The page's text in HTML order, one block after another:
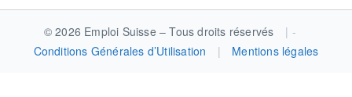
navigation
© 2026 Emploi Suisse – Tous droits réservés
|
Conditions Générales d’Utilisation
| Mentions légales